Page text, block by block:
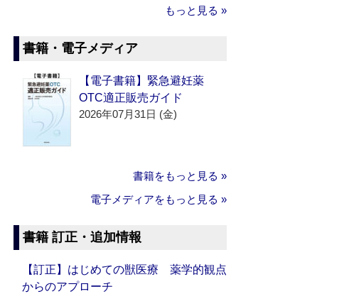
もっと見る »
書籍・電子メディア
【電子書籍】緊急避妊薬
OTC適正販売ガイド
2026年07月31日 (金)
書籍をもっと見る »
電子メディアをもっと見る »
書籍 訂正・追加情報
【訂正】はじめての獣医療 薬学的観点
からのアプローチ